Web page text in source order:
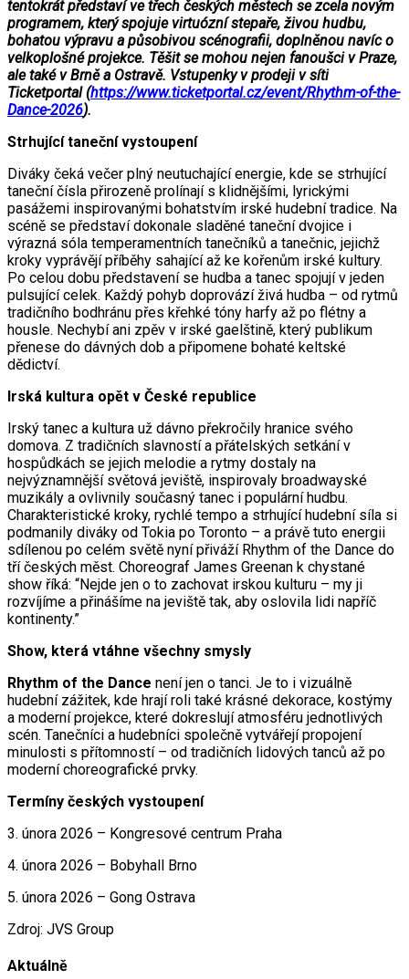
tentokrát představí ve třech českých městech se zcela novým
programem, který spojuje virtuózní stepaře, živou hudbu,
bohatou výpravu a působivou scénografii, doplněnou navíc o
velkoplošné projekce. Těšit se mohou nejen fanoušci v Praze,
ale také v Brně a Ostravě. Vstupenky v prodeji v síti
Ticketportal (https://www.ticketportal.cz/event/Rhythm-of-the-
Dance-2026).
Strhující taneční vystoupení
Diváky čeká večer plný neutuchající energie, kde se strhující
taneční čísla přirozeně prolínají s klidnějšími, lyrickými
pasážemi inspirovanými bohatstvím irské hudební tradice. Na
scéně se představí dokonale sladěné taneční dvojice i
výrazná sóla temperamentních tanečníků a tanečnic, jejichž
kroky vyprávějí příběhy sahající až ke kořenům irské kultury.
Po celou dobu představení se hudba a tanec spojují v jeden
pulsující celek. Každý pohyb doprovází živá hudba – od rytmů
tradičního bodhránu přes křehké tóny harfy až po flétny a
housle. Nechybí ani zpěv v irské gaelštině, který publikum
přenese do dávných dob a připomene bohaté keltské
dědictví.
Irská kultura opět v České republice
Irský tanec a kultura už dávno překročily hranice svého
domova. Z tradičních slavností a přátelských setkání v
hospůdkách se jejich melodie a rytmy dostaly na
nejvýznamnější světová jeviště, inspirovaly broadwayské
muzikály a ovlivnily současný tanec i populární hudbu.
Charakteristické kroky, rychlé tempo a strhující hudební síla si
podmanily diváky od Tokia po Toronto – a právě tuto energii
sdílenou po celém světě nyní přiváží Rhythm of the Dance do
tří českých měst. Choreograf James Greenan k chystané
show říká: “Nejde jen o to zachovat irskou kulturu – my ji
rozvíjíme a přinášíme na jeviště tak, aby oslovila lidi napříč
kontinenty.”
Show, která vtáhne všechny smysly
Rhythm of the Dance není jen o tanci. Je to i vizuálně
hudební zážitek, kde hrají roli také krásné dekorace, kostýmy
a moderní projekce, které dokreslují atmosféru jednotlivých
scén. Tanečníci a hudebníci společně vytvářejí propojení
minulosti s přítomností – od tradičních lidových tanců až po
moderní choreografické prvky.
Termíny českých vystoupení
3. února 2026 – Kongresové centrum Praha
4. února 2026 – Bobyhall Brno
5. února 2026 – Gong Ostrava
Zdroj: JVS Group
Aktuálně